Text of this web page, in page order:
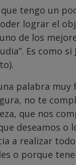
tengo un
lograr el
de los
Es como
palabra
no te
que nos
deseamos o
a realizar
o porque